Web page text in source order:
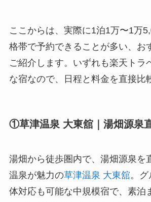
ここからは、実際に1泊1万〜1万
格帯で予約できることが多い、お
ご紹介します。いずれも楽天トラ
な宿なので、日程と料金を直接比
①草津温泉 大東舘｜湯畑源泉
湯畑から徒歩圏内で、湯畑源泉を
温泉が魅力の草津温泉 大東舘。グ
体対応も可能な中規模宿で、素泊